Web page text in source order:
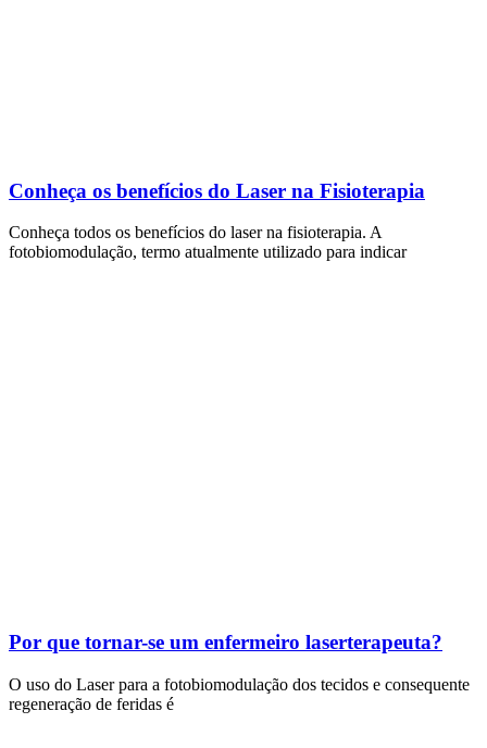
Conheça os benefícios do Laser na Fisioterapia
Conheça todos os benefícios do laser na fisioterapia. A
fotobiomodulação, termo atualmente utilizado para indicar
Por que tornar-se um enfermeiro laserterapeuta?
O uso do Laser para a fotobiomodulação dos tecidos e consequente
regeneração de feridas é